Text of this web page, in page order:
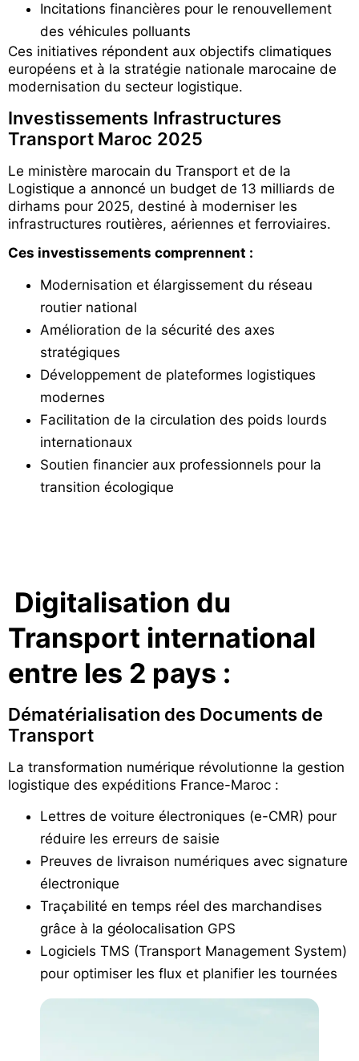
Incitations financières pour le renouvellement
des véhicules polluants
Ces initiatives répondent aux objectifs climatiques
européens et à la stratégie nationale marocaine de
modernisation du secteur logistique.
Investissements Infrastructures
Transport Maroc 2025
Le ministère marocain du Transport et de la
Logistique a annoncé un budget de 13 milliards de
dirhams pour 2025, destiné à moderniser les
infrastructures routières, aériennes et ferroviaires.
Ces investissements comprennent :
Modernisation et élargissement du réseau
routier national
Amélioration de la sécurité des axes
stratégiques
Développement de plateformes logistiques
modernes
Facilitation de la circulation des poids lourds
internationaux
Soutien financier aux professionnels pour la
transition écologique
Digitalisation du
Transport international
entre les 2 pays :
Dématérialisation des Documents de
Transport
La transformation numérique révolutionne la gestion
logistique des expéditions France-Maroc :
Lettres de voiture électroniques (e-CMR) pour
réduire les erreurs de saisie
Preuves de livraison numériques avec signature
électronique
Traçabilité en temps réel des marchandises
grâce à la géolocalisation GPS
Logiciels TMS (Transport Management System)
pour optimiser les flux et planifier les tournées